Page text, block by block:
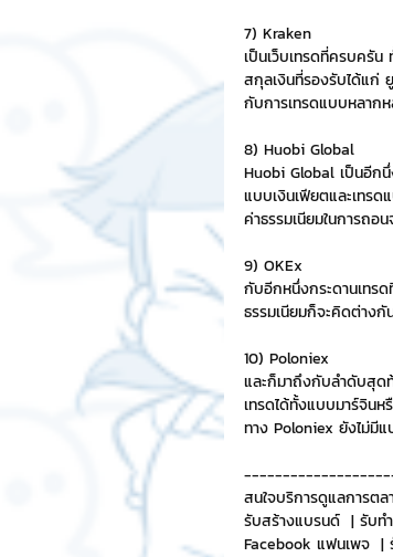
7) Kraken
เป็นเว็บเทรดที่ครบครัน
สกุลเงินที่รองรับได้แก่
กับการเทรดแบบหลาก
8) Huobi Global
Huobi Global เป็นอีก
แบบเงินเฟียตและเทร
ค่าธรรมเนียมในการถอ
9) OKEx
กับอีกหนึ่งกระดานเทรด
ธรรมเนียมก็จะคิดต่างกั
10) Poloniex
และก็มาถึงกับลำดับสุด
เทรดได้ทั้งแบบมาร์จิน
ทาง Poloniex ยังไม่มี
สนใจบริการดูแลการต
รับสร้างแบรนด์  | รับท
Facebook แฟนเพจ  |